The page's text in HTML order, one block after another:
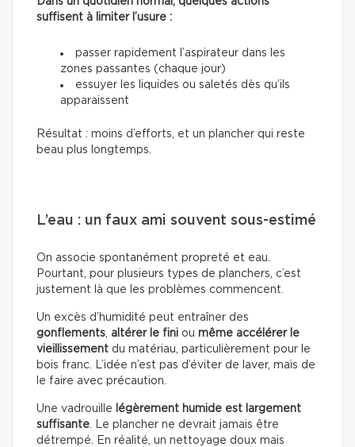
suffisent à limiter l’usure :
passer rapidement l’aspirateur dans les
zones passantes (chaque jour)
essuyer les liquides ou saletés dès qu’ils
apparaissent
Résultat : moins d’efforts, et un plancher qui reste
beau plus longtemps.
L’eau : un faux ami souvent sous-estimé
On associe spontanément propreté et eau.
Pourtant, pour plusieurs types de planchers, c’est
justement là que les problèmes commencent.
Un excès d’humidité peut entraîner des
gonflements altérer le fini ou même accélérer le
vieillissement du matériau, particulièrement pour le
bois franc. L’idée n’est pas d’éviter de laver, mais de
le faire avec précaution.
Une vadrouille
légèrement humide est largement
suffisante . Le plancher ne devrait jamais être
détrempé. En réalité, un nettoyage doux mais